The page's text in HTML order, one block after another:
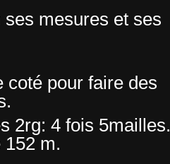
mesures et ses
coté pour faire des
2rg: 4 fois 5mailles.
152 m.